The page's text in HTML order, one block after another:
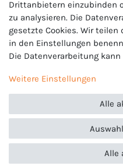
Jako Kinder Sporthose
Modell: Traininghose
Artikelnummer: 8420
Farbe: 93 navy blau
Material: 100% Polyester
Merkmale: Kinder Hose
Traininghose mit
Drittanbietern einzubinden
zu analysieren. Die
gesetzte Cookies. Wir
in den Einstellungen
Die Datenverarbeitung
kann erteilt oder abgelehnt
nicht einzuwilligen und die
Zeitpunkt zu ändern oder
Impressumund weitere
personenbezogener Daten
Weitere Einstellungen
Alle
Alle